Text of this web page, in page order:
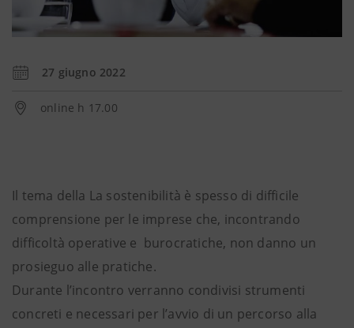
27 giugno 2022
online h 17.00
Il tema della La sostenibilità è spesso di difficile
comprensione per le imprese che, incontrando
difficoltà operative e burocratiche, non danno un
prosieguo alle pratiche.
Durante l’incontro verranno condivisi strumenti
concreti e necessari per l’avvio di un percorso alla